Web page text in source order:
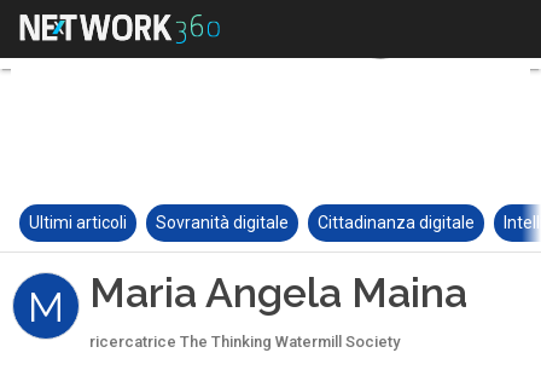
Ultimi articoli Sovranità digitale Cittadinanza digitale
M Maria Angela Maina
ricercatrice The Thinking Watermill Society